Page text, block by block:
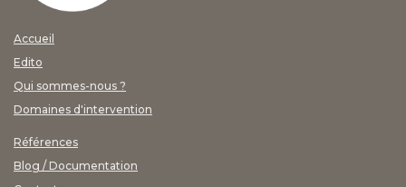
Accueil
Edito
Qui sommes-nous ?
Domaines d'intervention
Références
Blog / Documentation